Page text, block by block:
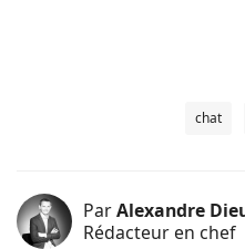
chat
ParAlexandre
Rédacteur en chef